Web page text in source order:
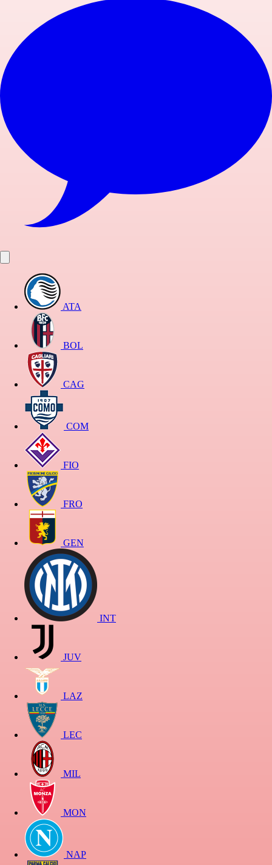
ATA
BOL
CAG
COM
FIO
FRO
GEN
INT
JUV
LAZ
LEC
MIL
MON
NAP